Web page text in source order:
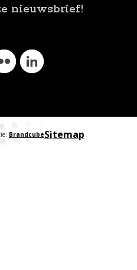
nieuwsbrief!
Sitemap
Brandcube